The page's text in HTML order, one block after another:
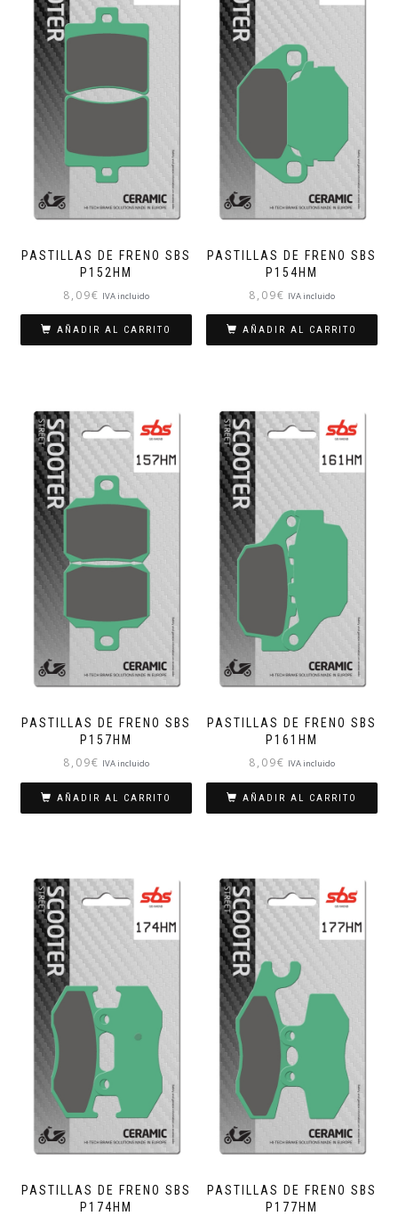
PASTILLAS DE FRENO SBS
P152HM
8,09€ IVA incluido
AÑADIR AL CARRITO
PASTILLAS DE FRENO SBS
P154HM
8,09€ IVA incluido
AÑADIR AL CARRITO
PASTILLAS DE FRENO SBS
P157HM
8,09€ IVA incluido
AÑADIR AL CARRITO
PASTILLAS DE FRENO SBS
P161HM
8,09€ IVA incluido
AÑADIR AL CARRITO
PASTILLAS DE FRENO SBS
P174HM
PASTILLAS DE FRENO SBS
P177HM